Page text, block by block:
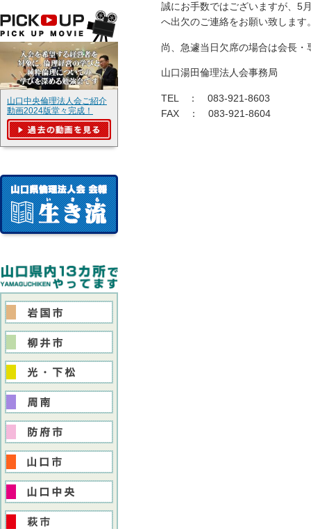
誠にお手数ではございますが、5
へ出欠のご連絡をお願い致します
尚、急遽当日欠席の場合は会長
山口湯田倫理法人会事務局
TEL ： 083-921-8603
FAX ： 083-921-8604
山口中央倫理法人会ご紹介
動画2024版堂々完成！